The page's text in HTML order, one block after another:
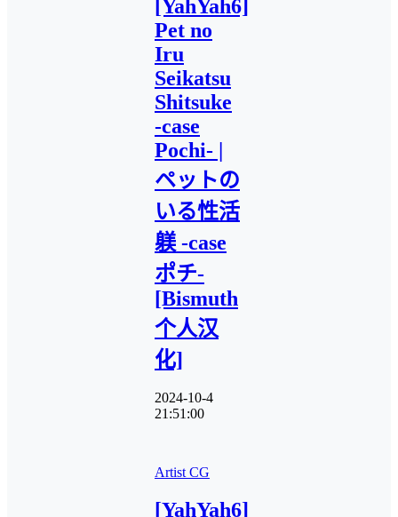
[YahYah6]
Pet no
Iru
Seikatsu
Shitsuke
-case
Pochi- |
ペットの
いる性活
躾 -case
ポチ-
[Bismuth
个人汉
化]
2024-10-4
21:51:00
Artist CG
[YahYah6]